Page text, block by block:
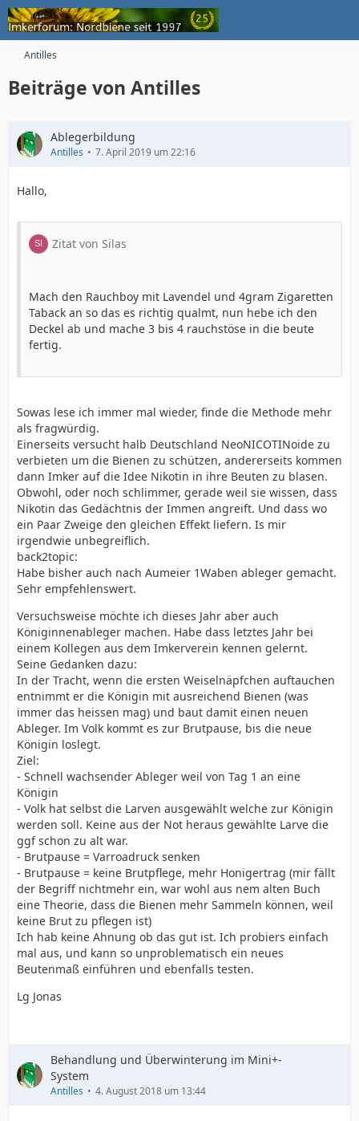
Antilles
Beiträge von Antilles
Ablegerbildung
Antilles 7. April 2019 um 22:16
Hallo,
Zitat von Silas
Mach den Rauchboy mit Lavendel und 4gram Zigaretten
Taback an so das es richtig qualmt, nun hebe ich den
Deckel ab und mache 3 bis 4 rauchstöse in die beute
fertig.
Sowas lese ich immer mal wieder, finde die Methode mehr
als fragwürdig.
Einerseits versucht halb Deutschland NeoNICOTINoide zu
verbieten um die Bienen zu schützen, andererseits kommen
dann Imker auf die Idee Nikotin in ihre Beuten zu blasen.
Obwohl, oder noch schlimmer, gerade weil sie wissen, dass
Nikotin das Gedächtnis der Immen angreift. Und dass wo
ein Paar Zweige den gleichen Effekt liefern. Is mir
irgendwie unbegreiflich.
back2topic:
Habe bisher auch nach Aumeier 1Waben ableger gemacht.
Sehr empfehlenswert.
Versuchsweise möchte ich dieses Jahr aber auch
Königinnenableger machen. Habe dass letztes Jahr bei
einem Kollegen aus dem Imkerverein kennen gelernt.
Seine Gedanken dazu:
In der Tracht, wenn die ersten Weiselnäpfchen auftauchen
entnimmt er die Königin mit ausreichend Bienen (was
immer das heissen mag) und baut damit einen neuen
Ableger. Im Volk kommt es zur Brutpause, bis die neue
Königin loslegt.
Ziel:
- Schnell wachsender Ableger weil von Tag 1 an eine
Königin
- Volk hat selbst die Larven ausgewählt welche zur Königin
werden soll. Keine aus der Not heraus gewählte Larve die
ggf schon zu alt war.
- Brutpause = Varroadruck senken
- Brutpause = keine Brutpflege, mehr Honigertrag (mir fällt
der Begriff nichtmehr ein, war wohl aus nem alten Buch
eine Theorie, dass die Bienen mehr Sammeln können, weil
keine Brut zu pflegen ist)
Ich hab keine Ahnung ob das gut ist. Ich probiers einfach
mal aus, und kann so unproblematisch ein neues
Beutenmaß einführen und ebenfalls testen.
Lg Jonas
Behandlung und Überwinterung im Mini+-
System
Antilles 4. August 2018 um 13:44